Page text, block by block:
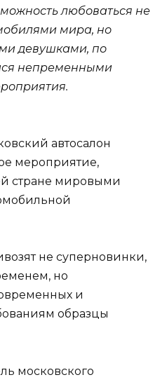
любоваться не
мира, но
девушками, по
непременными
автосалон
мероприятие,
стране мировыми
не суперновинки,
но
и
образцы
московского